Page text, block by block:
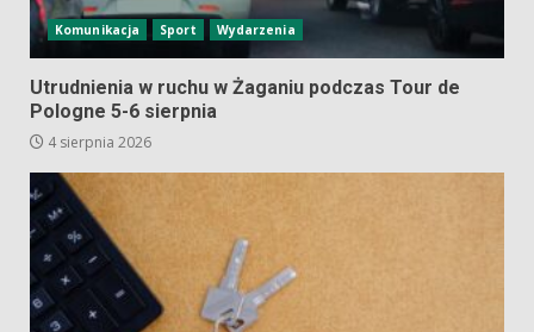
Komunikacja Sport Wydarzenia
Utrudnienia w ruchu w Żaganiu podczas Tour de
Pologne 5-6 sierpnia
4 sierpnia 2026